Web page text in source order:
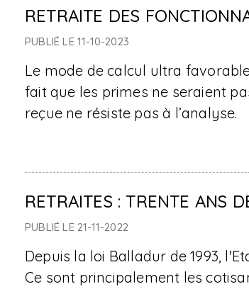
RETRAITE DES
PUBLIÉ LE 11-10-2023
Le mode de calcul ultra
fait que les primes ne seraient
reçue ne résiste pas à l’analyse.
RETRAITES : TRENTE ANS
PUBLIÉ LE 21-11-2022
Depuis la loi Balladur de 1993,
Ce sont principalement les